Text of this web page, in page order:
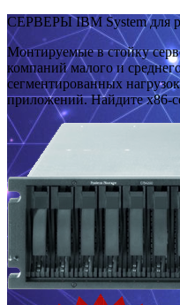
СЕРВЕРЫ IBM System для
Монтируемые в стойку
компаний малого и
сегментированных
приложений. Найдите x86-